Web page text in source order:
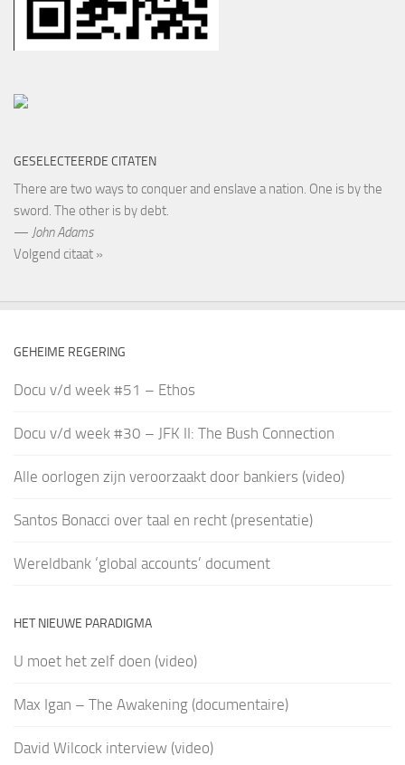
GESELECTEERDE CITATEN
There are two ways to conquer and enslave a nation. One is by the
sword. The other is by debt.
— John Adams
Volgend citaat »
GEHEIME REGERING
Docu v/d week #51 – Ethos
Docu v/d week #30 – JFK II: The Bush Connection
Alle oorlogen zijn veroorzaakt door bankiers (video)
Santos Bonacci over taal en recht (presentatie)
Wereldbank ‘global accounts’ document
HET NIEUWE PARADIGMA
U moet het zelf doen (video)
Max Igan – The Awakening (documentaire)
David Wilcock interview (video)